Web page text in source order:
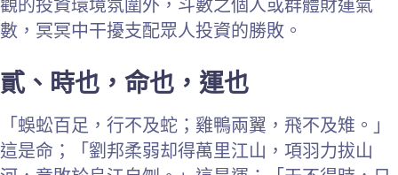
觀的投資環境氛圍外，斗數之個人或群體財運氣
數，冥冥中干擾支配眾人投資的勝敗。
貳、時也，命也，運也
「蜈蚣百足，行不及蛇；雞鴨兩翼，飛不及雉。」
這是命；「劉邦柔弱却得萬里江山，項羽力拔山